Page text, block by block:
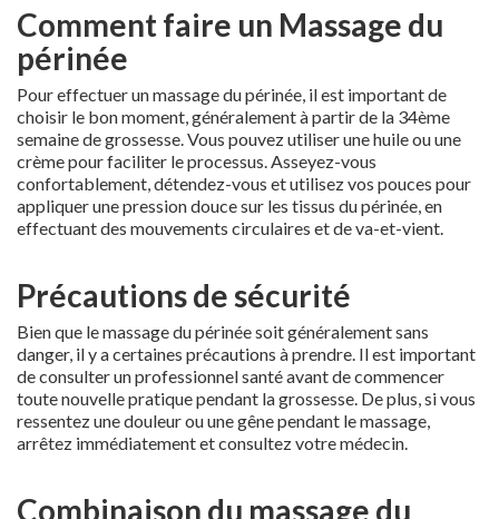
Comment faire un Massage du
périnée
Pour effectuer un massage du périnée, il est important de
choisir le bon moment, généralement à partir de la 34ème
semaine de grossesse. Vous pouvez utiliser une huile ou une
crème pour faciliter le processus. Asseyez-vous
confortablement, détendez-vous et utilisez vos pouces pour
appliquer une pression douce sur les tissus du périnée, en
effectuant des mouvements circulaires et de va-et-vient.
Précautions de sécurité
Bien que le massage du périnée soit généralement sans
danger, il y a certaines précautions à prendre. Il est important
de consulter un professionnel santé avant de commencer
toute nouvelle pratique pendant la grossesse. De plus, si vous
ressentez une douleur ou une gêne pendant le massage,
arrêtez immédiatement et consultez votre médecin.
Combinaison du massage du